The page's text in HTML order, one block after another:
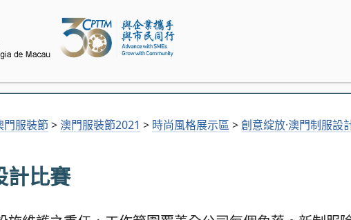
門服裝節> 澳門服裝節2021 > 時尚風格展示區 >創意綻放·澳門制服設
計比賽